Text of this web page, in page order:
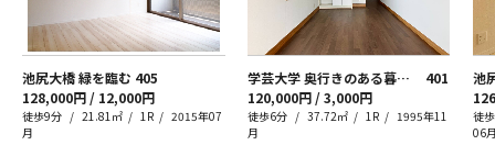
池尻大橋 緑を臨む 405
128,000円 / 12,000円
徒歩9分 21.81㎡ 1R
2015年07
月
学芸大学 奥行きのある暮らし、余白ある収納
401
120,000円 / 3,000円
徒歩6分 37.72㎡ 1R
1995年11
月
徒
06